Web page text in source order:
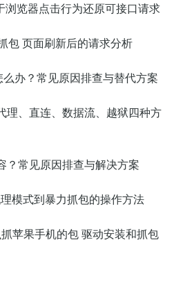
浏览器点击行为还原可接口请求
包 页面刷新后的请求分析
办？常见原因排查与替代方案
理、直连、数据流、越狱四种方
？常见原因排查与解决方案
模式到暴力抓包的操作方法
苹果手机的包 驱动安装和抓包